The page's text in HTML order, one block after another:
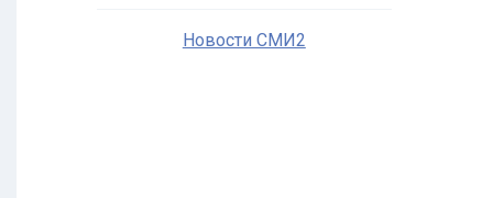
Новости СМИ2